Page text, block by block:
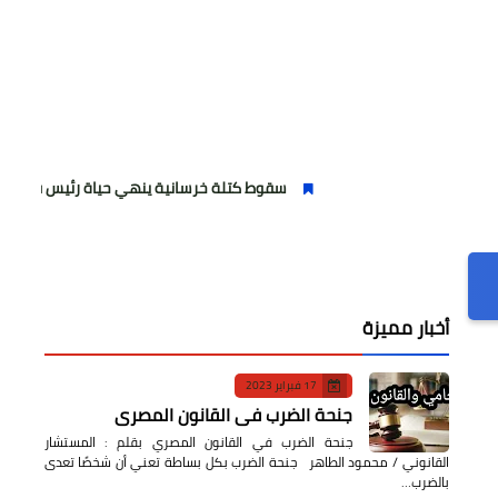
سقوط كتلة خرسانية ينهي حياة رئيس قرية «ناهيا»
أخبار مميزة
17 فبراير 2023
جنحة الضرب في القانون المصري
جنحة الضرب في القانون المصري بقلم : المستشار
القانوني / محمود الطاهر جنحة الضرب بكل بساطة تعني أن شخصًا تعدى
بالضرب…